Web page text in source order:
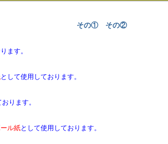
その① その②
ます。
として使用しております。
ります。
ル紙として使用しております。